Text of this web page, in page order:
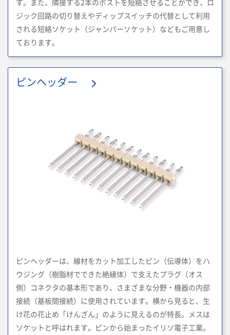
す。また、隣接する2本のポストを短絡させることができ、ロ
ジック回路の切り替えやディップスイッチの代替として利用
される短絡ソケット（ジャンパーソケット）などもご用意し
ております。
ピンヘッダー
ピンヘッダーは、線材をカット加工したピン（伝導体）をハ
ウジング（樹脂材でできた絶縁体）で支えたプラグ（オス
側）コネクタの基本形であり、さまざまな分野・機器の内部
接続（基板間接続）に使用されています。横から見ると、生
け花の花止め「けんざん」のように見えるのが特長。メスは
ソケットと呼はれます。ピンから始まったイリソ電子工業。